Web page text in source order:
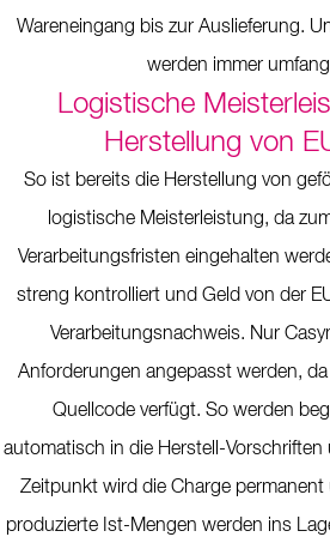
Wareneingang bis zur Auslieferung.
werden immer
Logistische
Herstellung von
So ist bereits die Herstellung von
logistische Meisterleistung, da
Verarbeitungsfristen eingehalten
streng kontrolliert und Geld von der
Verarbeitungsnachweis. Nur
Anforderungen angepasst werden,
Quellcode verfügt. So werden
automatisch in die Herstell-
Zeitpunkt wird die Charge permanent
produzierte Ist-Mengen werden ins